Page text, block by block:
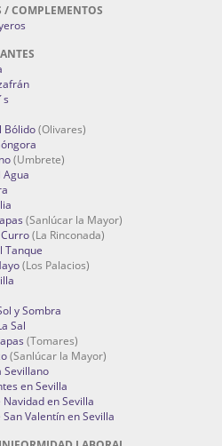
/ COMPLEMENTOS
Bólido(Olivares)
(Umbrete)
(Sanlúcar la Mayor)
(La Rinconada)
Tanque
(Los Palacios)
y Sombra
Sal
(Tomares)
(Sanlúcar la Mayor)
Sevillano
en Sevilla
Navidad en Sevilla
Valentín en Sevilla